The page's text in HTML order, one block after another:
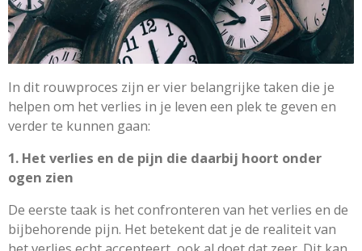
In dit rouwproces zijn er vier belangrijke taken die je
helpen om het verlies in je leven een plek te geven en
verder te kunnen gaan:
1. Het verlies en de pijn die daarbij hoort onder
ogen zien
De eerste taak is het confronteren van het verlies en de
bijbehorende pijn. Het betekent dat je de realiteit van